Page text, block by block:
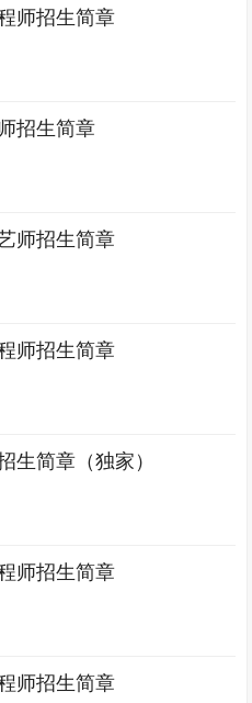
师招生简章
招生简章
师招生简章
师招生简章
生简章（独家）
师招生简章
师招生简章